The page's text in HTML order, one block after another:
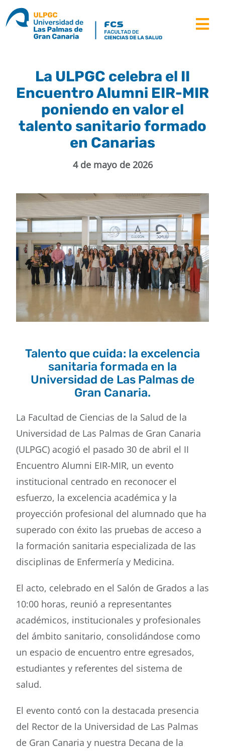
Saltar
al
contenido
estudios
estudiantes
noticias
contacto
La ULPGC celebra el II
Encuentro Alumni EIR-MIR
poniendo en valor el
talento sanitario formado
en Canarias
4 de mayo de 2026
Talento que cuida: la excelencia
sanitaria formada en la
Universidad de Las Palmas de
Gran Canaria.
La Facultad de Ciencias de la Salud de la
Universidad de Las Palmas de Gran Canaria
(ULPGC) acogió el pasado 30 de abril el II
Encuentro Alumni EIR-MIR, un evento
institucional centrado en reconocer el
esfuerzo, la excelencia académica y la
proyección profesional del alumnado que ha
superado con éxito las pruebas de acceso a
la formación sanitaria especializada de las
disciplinas de Enfermería y Medicina.
El acto, celebrado en el Salón de Grados a las
10:00 horas, reunió a representantes
académicos, institucionales y profesionales
del ámbito sanitario, consolidándose como
un espacio de encuentro entre egresados,
estudiantes y referentes del sistema de
salud.
El evento contó con la destacada presencia
del Rector de la Universidad de Las Palmas
de Gran Canaria y nuestra Decana de la